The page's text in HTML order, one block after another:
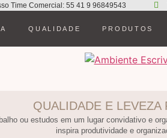
Time Comercial: 55 41 9 96849543
QUALIDADE PRODUTOS
QUALIDADE E LEVEZA
ou estudos em um lugar convidativo e
inspira produtividade e